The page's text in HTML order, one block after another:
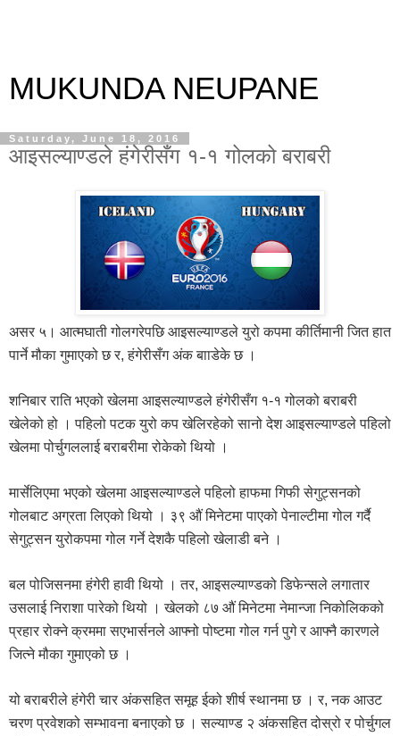
MUKUNDA NEUPANE
Saturday, June 18, 2016
आइसल्याण्डले हंगेरीसँग १-१ गोलको बराबरी
असर ५। आत्मघाती गोलगरेपछिआइसल्याण्डले युरो कपमा कीर्तिमानी जित हात
पार्ने मौका गुमाएको छ र, हंगेरीसँग अंक बााडेके छ ।
शनिबार राति भएको खेलमा आइसल्याण्डले हंगेरीसँग १-१ गोलको बराबरी
खेलेको हो । पहिलो पटक युरो कप खेलिरहेको सानो देश आइसल्याण्डले पहिलो
खेलमा पोर्चुगललाई बराबरीमा रोकेको थियो ।
मार्सेलिएमा भएको खेलमा आइसल्याण्डले पहिलो हाफमा गिफी सेगुट्सनको
गोलबाट अग्रता लिएको थियो । ३९ औं मिनेटमा पाएको पेनाल्टीमा गोल गर्दै
सेगुट्सन युरोकपमा गोल गर्ने देशकै पहिलो खेलाडी बने ।
बल पोजिसनमा हंगेरी हावी थियो । तर, आइसल्याण्डको डिफेन्सले लगातार
उसलाई निराशा पारेको थियो । खेलको ८७ औं मिनेटमा नेमान्जा निकोलिकको
प्रहार रोक्ने क्रममा सएभार्सनले आफ्नो पोष्टमा गोल गर्न पुगे र आफ्नै कारणले
जित्ने मौका गुमाएको छ ।
यो बराबरीले हंगेरी चार अंकसहित समूह ईको शीर्ष स्थानमा छ । र, नक आउट
चरण प्रवेशको सम्भावना बनाएको छ । सल्याण्ड २ अंकसहित दोस्रो र पोर्चुगल